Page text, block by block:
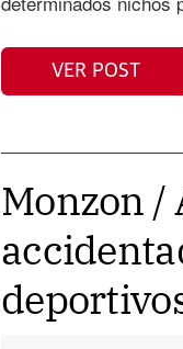
VER POST
Monzon /